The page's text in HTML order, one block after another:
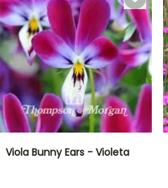
Viola Bunny Ears - Violeta